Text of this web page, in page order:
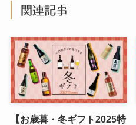
関連記事
【お歳暮・冬ギフト2025特